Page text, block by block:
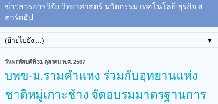
ข่าวสารการวิจัย วิทยาศาสตร์ นวัตกรรม เทคโนโลยี ธุรกิจ ส
ตาร์ตอัป
▼
วันพฤหัสบดีที่ 31 ตุลาคม พ.ศ. 2567
บพข-ม.รามคำแหง ร่วมกับอุทยานแห่ง
ชาติหมู่เกาะช้าง จัดอบรมมาตรฐานการ